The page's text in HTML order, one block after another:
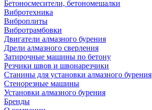
Бетоносмесители, бетономешалки
Вибротехника
Виброплиты
Вибротрамбовки
Двигатели алмазного бурения
Дрели алмазного сверления
Затирочные машины по бетону
Резчики швов и швонарезчики
Станины для установки алмазного бурения
Стенорезные машины
Установки алмазного бурения
Бренды